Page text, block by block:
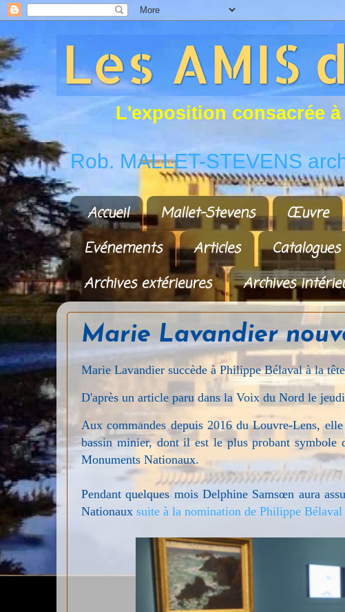
L'exposition consacrée à
Rob. MALLET-STEVENS
Accueil Mallet-Stevens Œuvre
Evénements
Articles Catalogues
Archives extérieures
Archives
Marie Lavandier
Marie Lavandier succède à Philippe Bélaval à la
D'après un article paru dans la Voix du Nord le
Aux commandes depuis 2016 du Louvre-Lens,
bassin minier, dont il est le plus probant symbole
Monuments Nationaux.
Pendant quelques mois Delphine Samsœn aura
Nationaux suite à la nomination de Philippe